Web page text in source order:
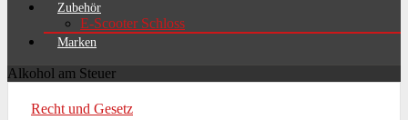
Zubehör
E-Scooter Schloss
Marken
Alkohol am Steuer
Recht und Gesetz